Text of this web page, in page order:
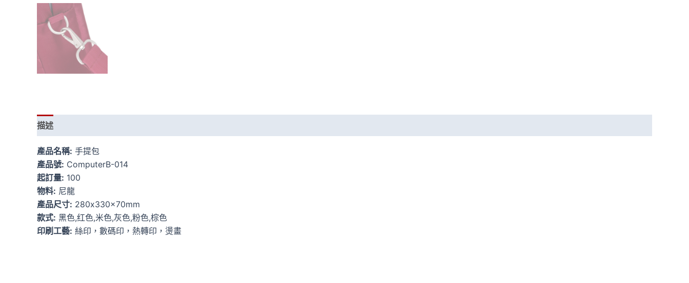
描述
產品名稱: 手提包
產品號: ComputerB-014
起訂量: 100
物料: 尼龍
產品尺寸: 280x330x70mm
款式: 黑色,红色,米色,灰色,粉色,棕色
印刷工藝: 絲印，數碼印，熱轉印，燙畫